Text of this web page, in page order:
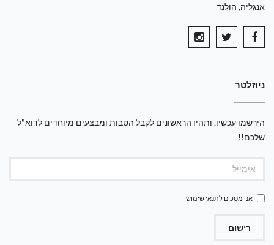
אנגליה, הולנד
ניוזלטר
הירשמו עכשיו, ותהיו הראשונים לקבל הטבות ומבצעים מיוחדים לדוא"ל
שלכם!!
אני מסכים לתנאי שימוש
רישום